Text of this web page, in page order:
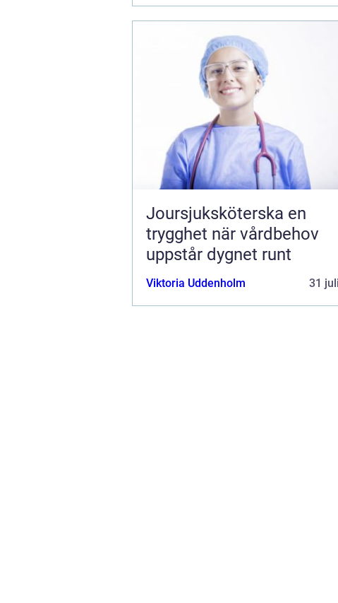
Joursjuksköterska en
trygghet när vårdbehov
uppstår dygnet runt
Viktoria Uddenholm 31